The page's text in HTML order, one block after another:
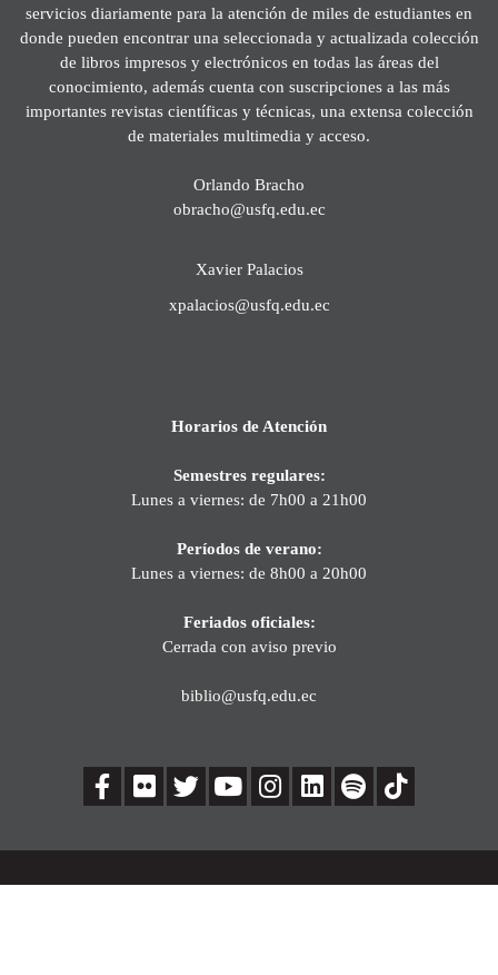
servicios diariamente para la atención de miles de estudiantes en
donde pueden encontrar una seleccionada y actualizada colección
de libros impresos y electrónicos en todas las áreas del
conocimiento, además cuenta con suscripciones a las más
importantes revistas científicas y técnicas, una extensa colección
de materiales multimedia y acceso.
Orlando Bracho
obracho@usfq.edu.ec
Xavier Palacios
xpalacios@usfq.edu.ec
Horarios de Atención
Semestres regulares:
Lunes a viernes: de 7h00 a 21h00
Períodos de verano:
Lunes a viernes: de 8h00 a 20h00
Feriados oficiales:
Cerrada con aviso previo
biblio@usfq.edu.ec